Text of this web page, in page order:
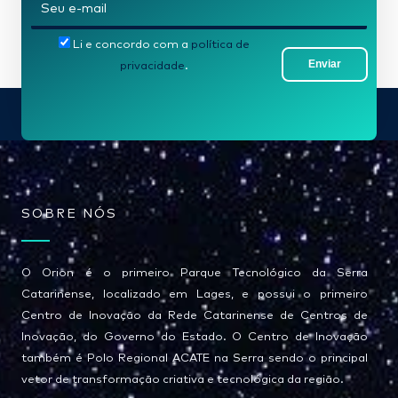
-
*
Enviar
Li e concordo com a política de
privacidade.
SOBRE NÓS
O Orion é o primeiro Parque Tecnológico da Serra
Catarinense, localizado em Lages, e possui o primeiro
Centro de Inovação da Rede Catarinense de Centros de
Inovação, do Governo do Estado. O Centro de Inovação
também é Polo Regional ACATE na Serra sendo o principal
vetor de transformação criativa e tecnológica da região.